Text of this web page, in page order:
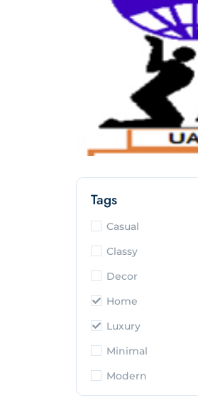
Tags
Casual
Classy
Decor
Home
Luxury
Minimal
Modern